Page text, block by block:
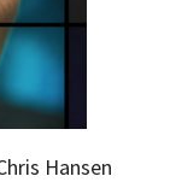
Hansen